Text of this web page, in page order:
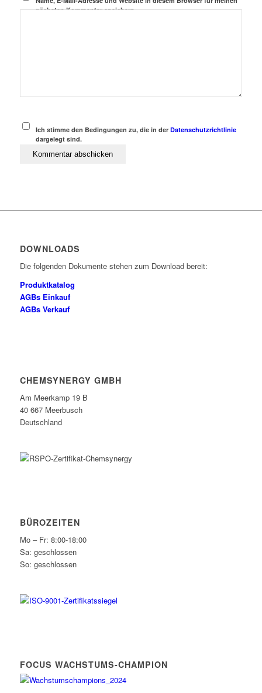
nächsten Kommentar speichern.
Ich stimme den Bedingungen zu, die in derDatenschutzrichtlinie
dargelegt sind.
DOWNLOADS
Die folgenden Dokumente stehen zum Download bereit:
Produktkatalog
AGBs Einkauf
AGBs Verkauf
CHEMSYNERGY GMBH
Am Meerkamp 19 B
40 667 Meerbusch
Deutschland
BÜROZEITEN
Mo – Fr: 8:00-18:00
Sa: geschlossen
So: geschlossen
FOCUS WACHSTUMS-CHAMPION